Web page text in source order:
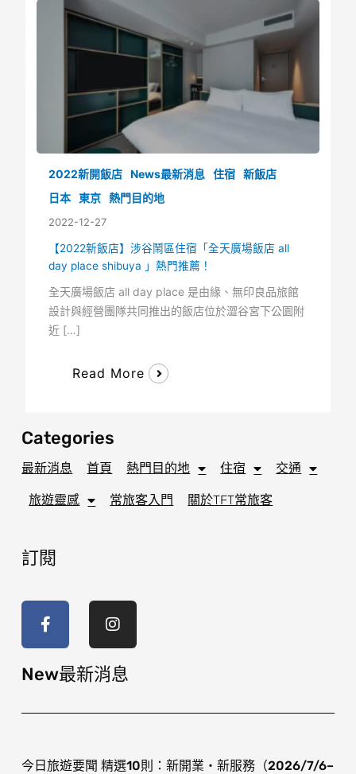
2022新開飯店 News最新消息 住宿 新飯店
日本
東京 熱門目的地
2022-12-27
【2022新飯店】涉谷鬧區住宿「全天廣場飯店 all
day place shibuya 」熱門推薦！
全天廣場飯店 all day place 是由緣、無印良品旅館
設計與經營團隊共同推出的飯店位於澀谷宮下公園附
近 […]
Read More
Categories
最新消息 首頁 熱門目的地 住宿 交通
旅遊靈感 常旅客入門 關於TFT常旅客
訂閱
c
o
-
s
g
r
m
New最新消息
今日旅遊要聞 精選10則：新開業・新服務（2026/7/6–